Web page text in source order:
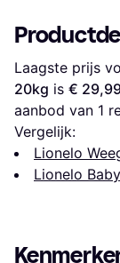
Laagste prijs
20kg is €
aanbod van 1
Vergelijk:
Lionelo
Lionelo